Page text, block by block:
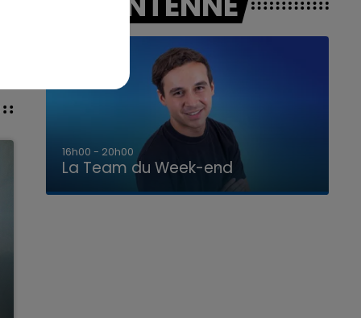
7h00 - 12h00
La Team du Week-end